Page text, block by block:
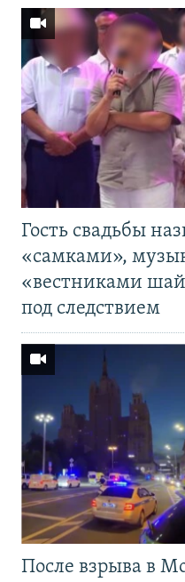
Гость свадьбы
«самками»,
«вестниками
под следствием
После взрыва в